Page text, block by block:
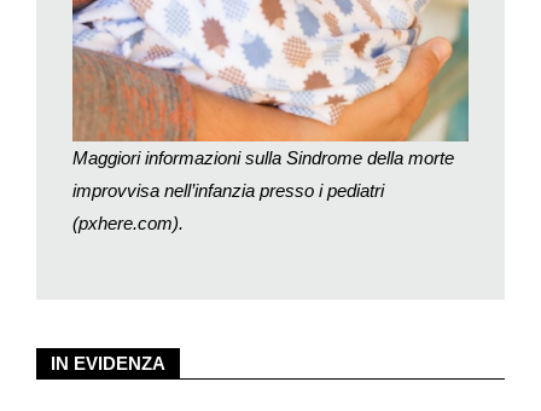
«Le direttive per la prevenzione della Sids sono state introdotte
ufficialmente dall’Associazione Pediatrica Americana (App) a
partire dal 1992 – spiega la dottoressa Cristina Giuliani-
Poncini, Caposervizio Pediatria dell’Ospedale Regionale di
Bellinzona e Valli – e prevedono diverse regole di
comportamento che vanno applicate tutte integralmente. Non
basta metterne in campo solo alcune per poter parlare di
prevenzione, questo è importante ricordarlo sempre. Oggi, in
ben informato sulla prevenzione alla Sids. Quando nasce un
IN EVIDENZA
Maggiori informazioni sulla Sindrome della morte
improvvisa nell’infanzia presso i pediatri
(pxhere.com).